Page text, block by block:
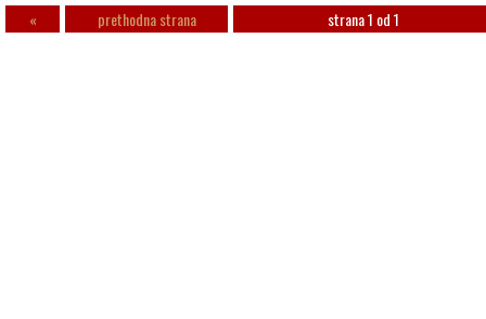
« prethodna strana strana 1 od 1